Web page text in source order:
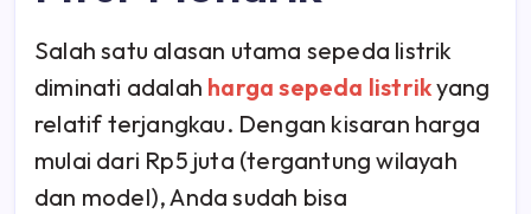
Salah satu alasan utama sepeda listrik
diminati adalah harga sepeda listrikyang
relatif terjangkau. Dengan kisaran harga
mulai dari Rp5 juta (tergantung wilayah
dan model), Anda sudah bisa